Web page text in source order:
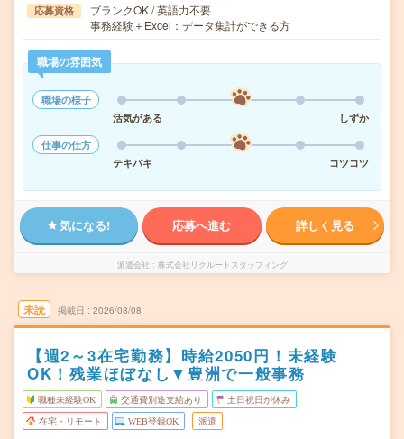
応募資格
ブランクOK / 英語力不要
事務経験＋Excel：データ集計ができる方
職場の雰囲気
職場の様子
活気がある
しずか
仕事の仕方
テキパキ
コツコツ
気になる! 応募へ進む 詳しく見る
派遣会社 株式会社リクルートスタッフィング
未読 掲載日 2026/08/08
【週2～3在宅勤務】時給2050円！未経験
OK！残業ほぼなし▼豊洲で一般事務
職種未経験OK 交通費別途支給あり 土日祝日が休み
在宅・リモート WEB登録OK 派遣